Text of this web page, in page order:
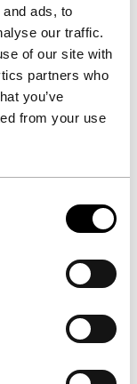
ads, to
our traffic.
of our site with
partners who
you’ve
from your use